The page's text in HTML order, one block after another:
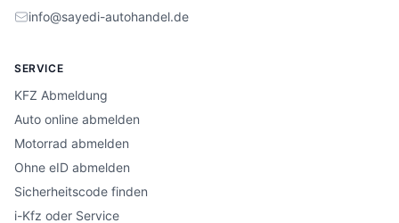
info@sayedi-autohandel.de
SERVICE
KFZ Abmeldung
Auto online abmelden
Motorrad abmelden
Ohne eID abmelden
Sicherheitscode finden
i-Kfz oder Service